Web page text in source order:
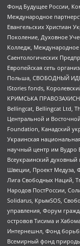
Фонд Будущее России,
Международное
Евангельских Христиан
Поколение, Духовное
Колледж, Международное
Саентологических
Европейская сеть
Польша, СВОБОДНЫЙ
IStories fonds,
КРИМСЬКА
Bellingcat, Bellingcat Ltd,
Центральной и
Foundation, Канадский
Украинская
научный центр им Вудро
Всеукраинский
Швеции, Проект Медуза,
Лига Свободных Наций,
Народов ПостРоссии,
Solidarus, КрымSOS,
управления, Форум
островов Тисима и
Интернешнл, Фонд
Всемирный фонд